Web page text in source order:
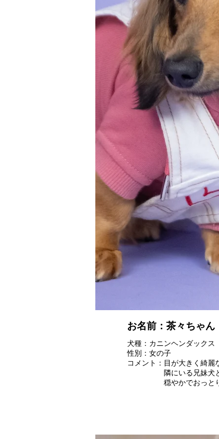
お名前：茶々ちゃん
犬種：カニンヘンダックス
性別：女の子
コメント：目が大きく綺麗
隣にいる兄妹犬と仲良
穏やかでおっとりな